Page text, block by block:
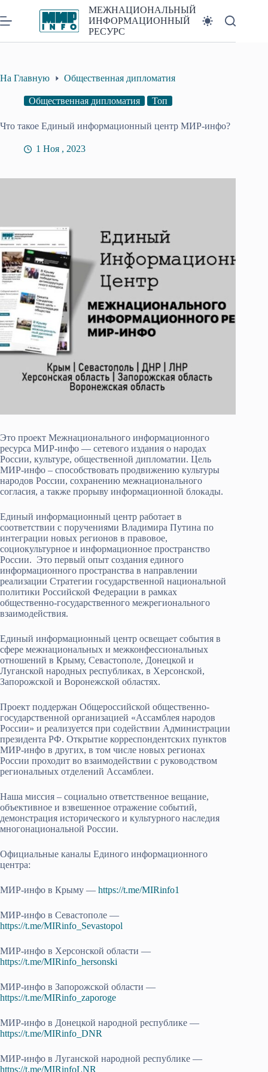
к
сути
МЕЖНАЦИОНАЛЬНЫЙ
ИНФОРМАЦИОННЫЙ
РЕСУРС
На Главную Общественная дипломатия
Общественная дипломатия Топ
Что такое Единый информационный центр МИР-инфо?
1 Ноя , 2023
Это проект Межнационального информационного
ресурса МИР-инфо — сетевого издания о народах
России, культуре, общественной дипломатии. Цель
МИР-инфо – способствовать продвижению культуры
народов России, сохранению межнационального
согласия, а также прорыву информационной блокады.
Единый информационный центр работает в
соответствии с поручениями Владимира Путина по
интеграции новых регионов в правовое,
социокультурное и информационное пространство
России. Это первый опыт создания единого
информационного пространства в направлении
реализации Стратегии государственной национальной
политики Российской Федерации в рамках
общественно-государственного межрегионального
взаимодействия.
Единый информационный центр освещает события в
сфере межнациональных и межконфессиональных
отношений в Крыму, Севастополе, Донецкой и
Луганской народных республиках, в Херсонской,
Запорожской и Воронежской областях.
Проект поддержан Общероссийской общественно-
государственной организацией «Ассамблея народов
России» и реализуется при содействии Администрации
президента РФ. Открытие корреспондентских пунктов
МИР-инфо в других, в том числе новых регионах
России проходит во взаимодействии с руководством
региональных отделений Ассамблеи.
Наша миссия – социально ответственное вещание,
объективное и взвешенное отражение событий,
демонстрация исторического и культурного наследия
многонациональной России.
Официальные каналы Единого информационного
центра:
МИР-инфо в Крыму — https://t.me/MIRinfo1
МИР-инфо в Севастополе —
https://t.me/MIRinfo_Sevastopol
МИР-инфо в Херсонской области —
https://t.me/MIRinfo_hersonski
МИР-инфо в Запорожской области —
https://t.me/MIRinfo_zaporoge
МИР-инфо в Донецкой народной республике —
https://t.me/MIRinfo_DNR
МИР-инфо в Луганской народной республике —
https://t.me/MIRinfoLNR